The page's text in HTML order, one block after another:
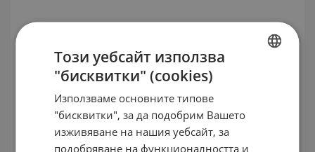
GERMAN
Този уебсайт използва
"бисквитки" (cookies)
Използваме основните типове
"бисквитки", за да подобрим Вашето
изживяване на нашия уебсайт, за
подобряване на функционалността и